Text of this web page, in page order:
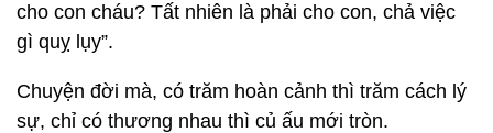
cho con cháu? Tất nhiên là phải cho con, chả việc
gì quỵ lụy”.
Chuyện đời mà, có trăm hoàn cảnh thì trăm cách lý
sự, chỉ có thương nhau thì củ ấu mới tròn.